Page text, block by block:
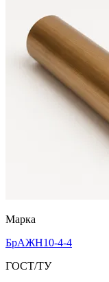
Марка
БрАЖН10-4-4
ГОСТ/ТУ